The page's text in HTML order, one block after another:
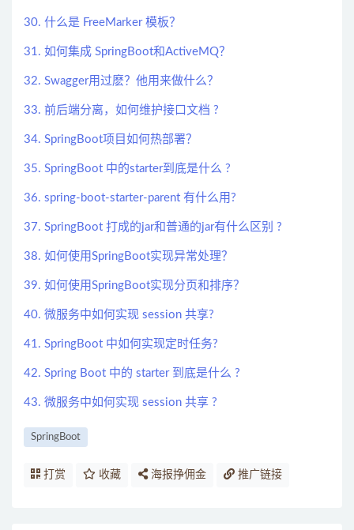
30. 什么是 FreeMarker 模板？
31. 如何集成 SpringBoot和ActiveMQ？
32. Swagger用过麽？他用来做什么？
33. 前后端分离，如何维护接口文档 ?
34. SpringBoot项目如何热部署？
35. SpringBoot 中的starter到底是什么 ?
36. spring-boot-starter-parent 有什么用?
37. SpringBoot 打成的jar和普通的jar有什么区别 ?
38. 如何使用SpringBoot实现异常处理？
39. 如何使用SpringBoot实现分页和排序？
40. 微服务中如何实现 session 共享?
41. SpringBoot 中如何实现定时任务?
42. Spring Boot 中的 starter 到底是什么 ?
43. 微服务中如何实现 session 共享 ?
SpringBoot
打赏 收藏 海报挣佣金 推广链接